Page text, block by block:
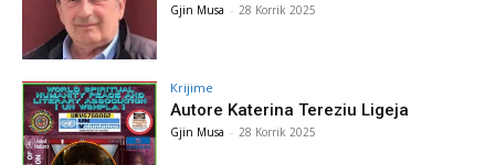
Gjin Musa - 28 Korrik 2025
Krijime
Autore Katerina Tereziu Ligeja
Gjin Musa - 28 Korrik 2025